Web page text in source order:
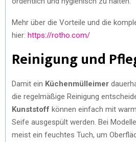
Mehr über die Vorteile und die
hier: https://rotho.com/
Reinigung und
Damit ein Küchenmülleimer
die regelmäßige Reinigung
Kunststoff können einfach mit
Seife ausgespült werden. Bei
meist ein feuchtes Tuch, um